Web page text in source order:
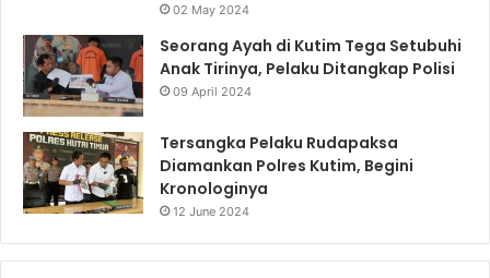
02 May 2024
Seorang Ayah di Kutim Tega Setubuhi
Anak Tirinya, Pelaku Ditangkap Polisi
09 April 2024
Tersangka Pelaku Rudapaksa
Diamankan Polres Kutim, Begini
Kronologinya
12 June 2024